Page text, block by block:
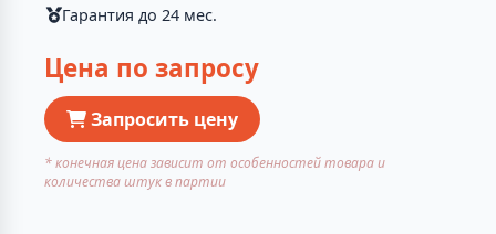
Гарантия до 24 мес.
Цена по запросу
Запросить цену
* конечная цена зависит от особенностей товара и
количества штук в партии